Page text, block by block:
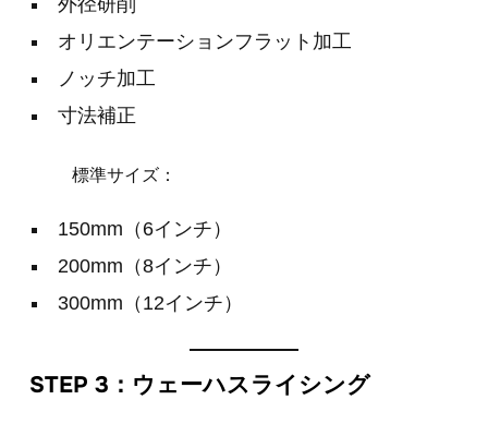
オリエンテーションフラット加工
ノッチ加工
寸法補正
標準サイズ：
150mm（6インチ）
200mm（8インチ）
300mm（12インチ）
STEP 3：ウェーハスライシング